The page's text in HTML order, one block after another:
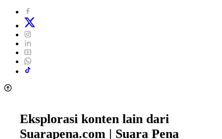
Eksplorasi konten lain dari
Suarapena.com | Suara Pena